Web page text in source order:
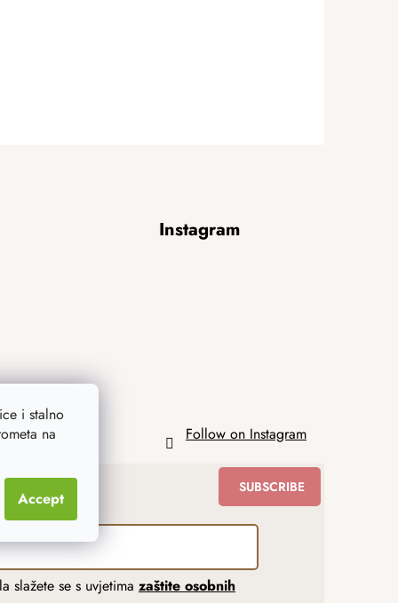
i stalno
na
Accept
Instagram
Follow on Instagram
slažete se s uvjetima zaštite osobnih
SUBSCRIBE